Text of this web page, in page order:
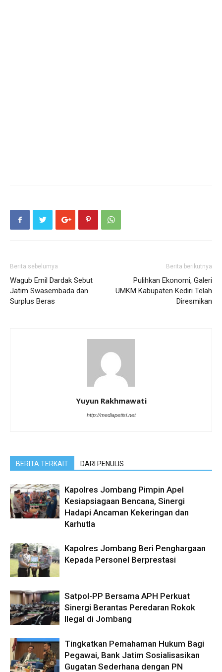
Berita sebelumya
Wagub Emil Dardak Sebut
Jatim Swasembada dan
Surplus Beras
Berita berikutnya
Pulihkan Ekonomi, Galeri
UMKM Kabupaten Kediri Telah
Diresmikan
Yuyun Rakhmawati
http://mediapetisi.net
BERITA TERKAIT DARI PENULIS
Kapolres Jombang Pimpin Apel
Kesiapsiagaan Bencana, Sinergi
Hadapi Ancaman Kekeringan dan
Karhutla
Kapolres Jombang Beri Penghargaan
Kepada Personel Berprestasi
Satpol-PP Bersama APH Perkuat
Sinergi Berantas Peredaran Rokok
Ilegal di Jombang
Tingkatkan Pemahaman Hukum Bagi
Pegawai, Bank Jatim Sosialisasikan
Gugatan Sederhana dengan PN